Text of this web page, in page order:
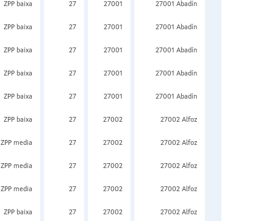
ZPP baixa 27 27001 27001 Abadín
ZPP baixa 27 27001 27001 Abadín
ZPP baixa 27 27001 27001 Abadín
ZPP baixa 27 27001 27001 Abadín
ZPP baixa 27 27001 27001 Abadín
ZPP baixa 27 27002 27002 Alfoz
ZPP media 27 27002 27002 Alfoz
ZPP media 27 27002 27002 Alfoz
ZPP media 27 27002 27002 Alfoz
ZPP baixa 27 27002 27002 Alfoz